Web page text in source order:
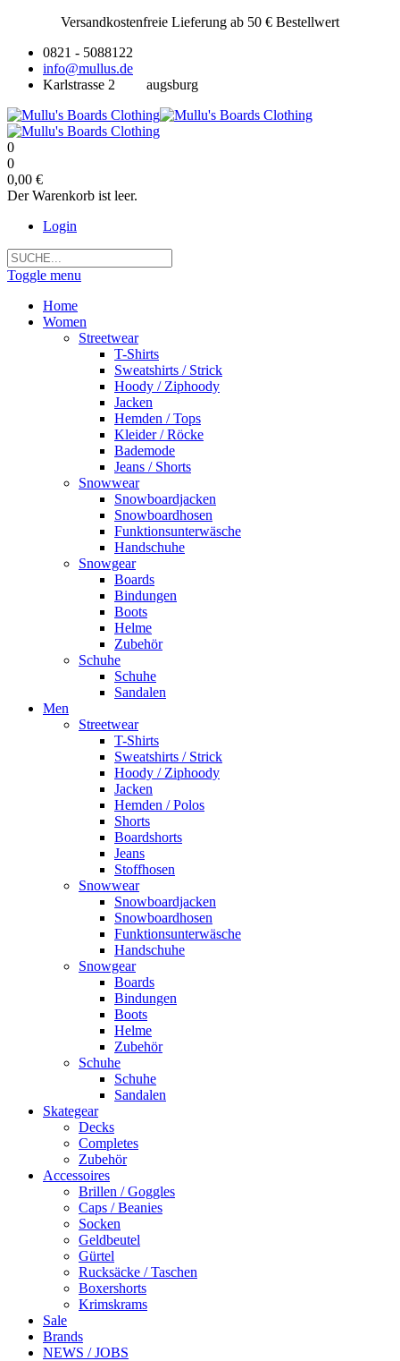
Versandkostenfreie Lieferung ab 50 € Bestellwert
0821 - 5088122
info@mullus.de
Karlstrasse 2
augsburg
0
0
0,00 €
Der Warenkorb ist leer.
Login
Toggle menu
Home
Women
Streetwear
T-Shirts
Sweatshirts / Strick
Hoody / Ziphoody
Jacken
Hemden / Tops
Kleider / Röcke
Bademode
Jeans / Shorts
Snowwear
Snowboardjacken
Snowboardhosen
Funktionsunterwäsche
Handschuhe
Snowgear
Boards
Bindungen
Boots
Helme
Zubehör
Schuhe
Schuhe
Sandalen
Men
Streetwear
T-Shirts
Sweatshirts / Strick
Hoody / Ziphoody
Jacken
Hemden / Polos
Shorts
Boardshorts
Jeans
Stoffhosen
Snowwear
Snowboardjacken
Snowboardhosen
Funktionsunterwäsche
Handschuhe
Snowgear
Boards
Bindungen
Boots
Helme
Zubehör
Schuhe
Schuhe
Sandalen
Skategear
Decks
Completes
Zubehör
Accessoires
Brillen / Goggles
Caps / Beanies
Socken
Geldbeutel
Gürtel
Rucksäcke / Taschen
Boxershorts
Krimskrams
Sale
Brands
NEWS / JOBS